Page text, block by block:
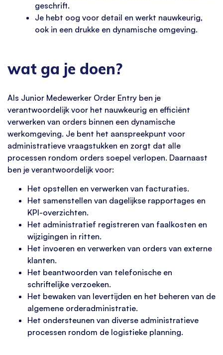
geschrift.
Je hebt oog voor detail en werkt nauwkeurig,
ook in een drukke en dynamische omgeving.
wat ga je doen?
Als Junior Medewerker Order Entry ben je
verantwoordelijk voor het nauwkeurig en efficiënt
verwerken van orders binnen een dynamische
werkomgeving. Je bent het aanspreekpunt voor
administratieve vraagstukken en zorgt dat alle
processen rondom orders soepel verlopen. Daarnaast
ben je verantwoordelijk voor:
Het opstellen en verwerken van facturaties.
Het samenstellen van dagelijkse rapportages en
KPI-overzichten.
Het administratief registreren van faalkosten en
wijzigingen in ritten.
Het invoeren en verwerken van orders van externe
klanten.
Het beantwoorden van telefonische en
schriftelijke verzoeken.
Het bewaken van levertijden en het beheren van de
algemene orderadministratie.
Het ondersteunen van diverse administratieve
processen rondom de logistieke planning.